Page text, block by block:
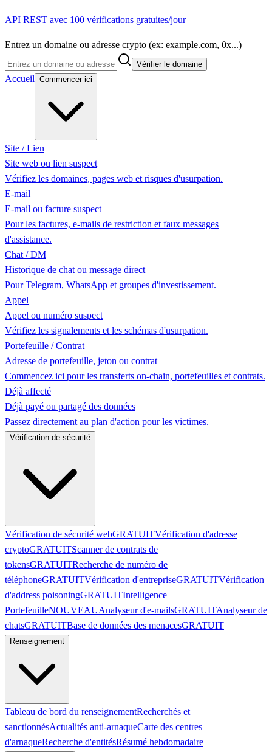
API REST avec 100 vérifications gratuites/jour
Entrez un domaine ou adresse crypto (ex: example.com, 0x...)
Vérifier le domaine
Accueil Commencer ici
Site / Lien
Site web ou lien suspect
Vérifiez les domaines, pages web et risques d'usurpation.
E-mail
E-mail ou facture suspect
Pour les factures, e-mails de restriction et faux messages
d'assistance.
Chat / DM
Historique de chat ou message direct
Pour Telegram, WhatsApp et groupes d'investissement.
Appel
Appel ou numéro suspect
Vérifiez les signalements et les schémas d'usurpation.
Portefeuille / Contrat
Adresse de portefeuille, jeton ou contrat
Commencez ici pour les transferts on-chain, portefeuilles et contrats.
Déjà affecté
Déjà payé ou partagé des données
Passez directement au plan d'action pour les victimes.
Vérification de sécurité
Vérification de sécurité webGRATUITVérification d'adresse
cryptoGRATUITScanner de contrats de
tokensGRATUITRecherche de numéro de
téléphoneGRATUITVérification d'entrepriseGRATUITVérification
d'address poisoningGRATUITIntelligence
PortefeuilleNOUVEAUAnalyseur d'e-mailsGRATUITAnalyseur de
chatsGRATUITBase de données des menacesGRATUIT
Renseignement
Tableau de bord du renseignementRecherchés et
sanctionnésActualités anti-arnaqueCarte des centres
d'arnaqueRecherche d'entitésRésumé hebdomadaire